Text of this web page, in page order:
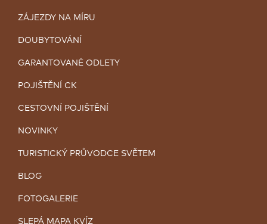
ZÁJEZDY NA MÍRU
DOUBYTOVÁNÍ
GARANTOVANÉ ODLETY
POJIŠTĚNÍ CK
CESTOVNÍ POJIŠTĚNÍ
NOVINKY
TURISTICKÝ PRŮVODCE SVĚTEM
BLOG
FOTOGALERIE
SLEPÁ MAPA KVÍZ